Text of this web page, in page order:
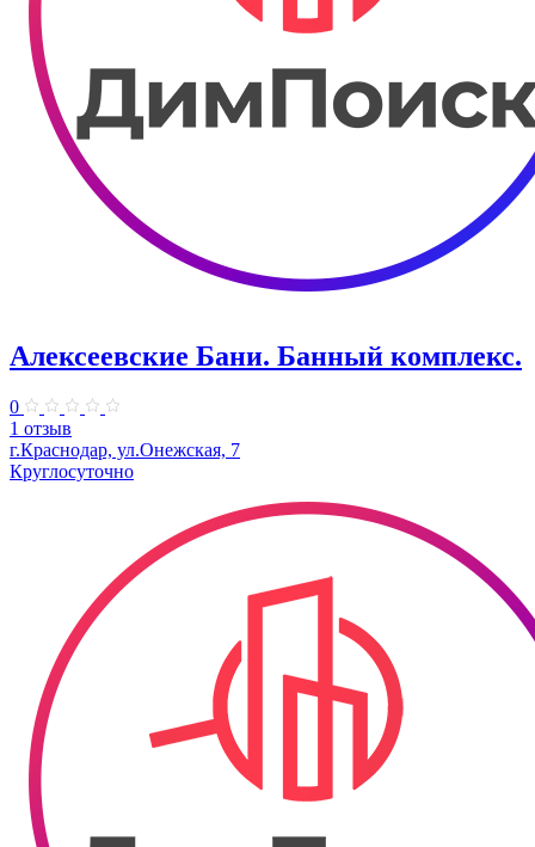
Алексеевские Бани. Банный комплекс.
0
1 отзыв
г.Краснодар, ул.Онежская, 7
Круглосуточно